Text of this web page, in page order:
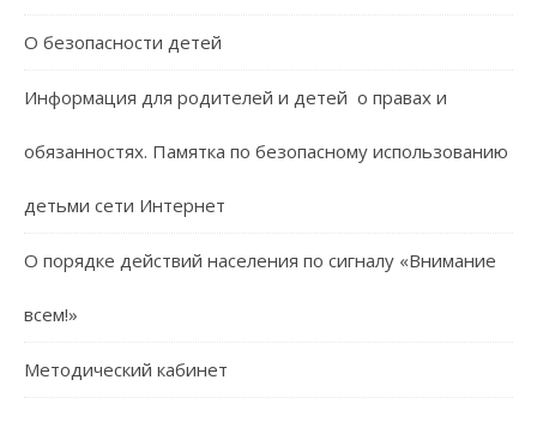
О безопасности детей
Информация для родителей и детей о правах и
обязанностях. Памятка по безопасному использованию
детьми сети Интернет
О порядке действий населения по сигналу «Внимание
всем!»
Методический кабинет